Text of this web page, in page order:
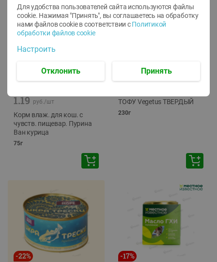
1.19 руб./шт
Корм влаж. для кош. с
чувств. пищевар. Пурина
Ван курица
75г
ТОФУ Vegetus ТВЕРДЫЙ
230г
-22% -17%
Для удобства пользователей сайта используются файлы
cookie. Нажимая "Принять", вы соглашаетесь на обработку
нами файлов cookie в соответствии с Политикой
обработки файлов cookie
Настроить
Отклонить Принять